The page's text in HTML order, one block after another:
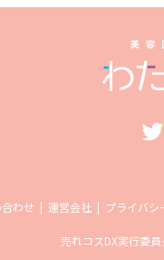
わせ 運営会社 プライバシ
売れコスDX実行委員